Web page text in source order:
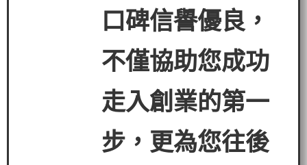
口碑信譽優良，
不僅協助您成功
走入創業的第一
步，更為您往後